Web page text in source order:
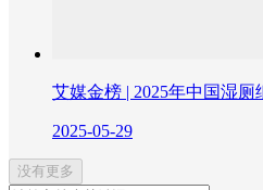
艾媒金榜 | 2025年中国湿厕
2025-05-29
没有更多